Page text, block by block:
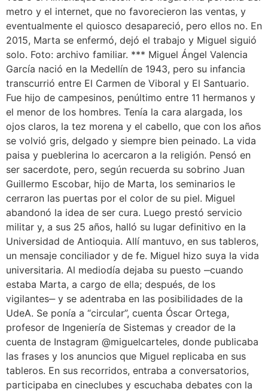
metro y el internet, que no favorecieron las ventas, y
eventualmente el quiosco desapareció, pero ellos no. En
2015, Marta se enfermó, dejó el trabajo y Miguel siguió
solo. Foto: archivo familiar. *** Miguel Ángel Valencia
García nació en la Medellín de 1943, pero su infancia
transcurrió entre El Carmen de Viboral y El Santuario.
Fue hijo de campesinos, penúltimo entre 11 hermanos y
el menor de los hombres. Tenía la cara alargada, los
ojos claros, la tez morena y el cabello, que con los años
se volvió gris, delgado y siempre bien peinado. La vida
paisa y pueblerina lo acercaron a la religión. Pensó en
ser sacerdote, pero, según recuerda su sobrino Juan
Guillermo Escobar, hijo de Marta, los seminarios le
cerraron las puertas por el color de su piel. Miguel
abandonó la idea de ser cura. Luego prestó servicio
militar y, a sus 25 años, halló su lugar definitivo en la
Universidad de Antioquia. Allí mantuvo, en sus tableros,
un mensaje conciliador y de fe. Miguel hizo suya la vida
universitaria. Al mediodía dejaba su puesto ‒cuando
estaba Marta, a cargo de ella; después, de los
vigilantes‒ y se adentraba en las posibilidades de la
UdeA. Se ponía a “circular”, cuenta Óscar Ortega,
profesor de Ingeniería de Sistemas y creador de la
cuenta de Instagram @miguelcarteles, donde publicaba
las frases y los anuncios que Miguel replicaba en sus
tableros. En sus recorridos, entraba a conversatorios,
participaba en cineclubes y escuchaba debates con la